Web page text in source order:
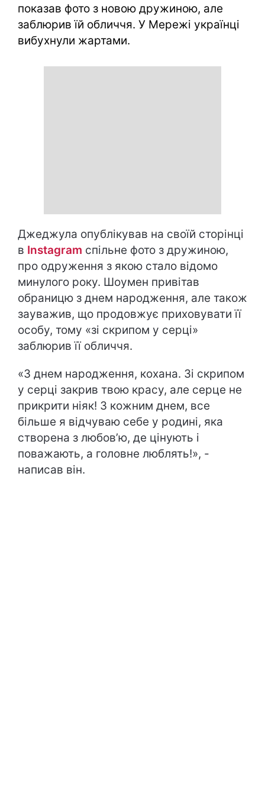
показав фото з новою дружиною, але
заблюрив їй обличчя. У Мережі українці
вибухнули жартами.
Джеджула опублікував на своїй сторінці
в Instagram спільне фото з дружиною,
про одруження з якою стало відомо
минулого року. Шоумен привітав
обраницю з днем народження, але також
зауважив, що продовжує приховувати її
особу, тому «зі скрипом у серці»
заблюрив її обличчя.
«З днем народження, кохана. Зі скрипом
у серці закрив твою красу, але серце не
прикрити ніяк! З кожним днем, все
більше я відчуваю себе у родині, яка
створена з любовʼю, де цінують і
поважають, а головне люблять!», -
написав він.